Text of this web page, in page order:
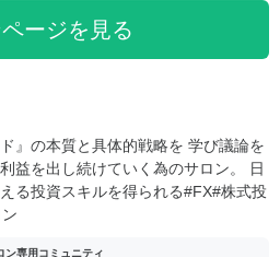
ージを見る
』の本質と具体的戦略を 学び議論を
益を出し続けていく為のサロン。 日
る投資スキルを得られる#FX#株式投
ン専用コミュニティ